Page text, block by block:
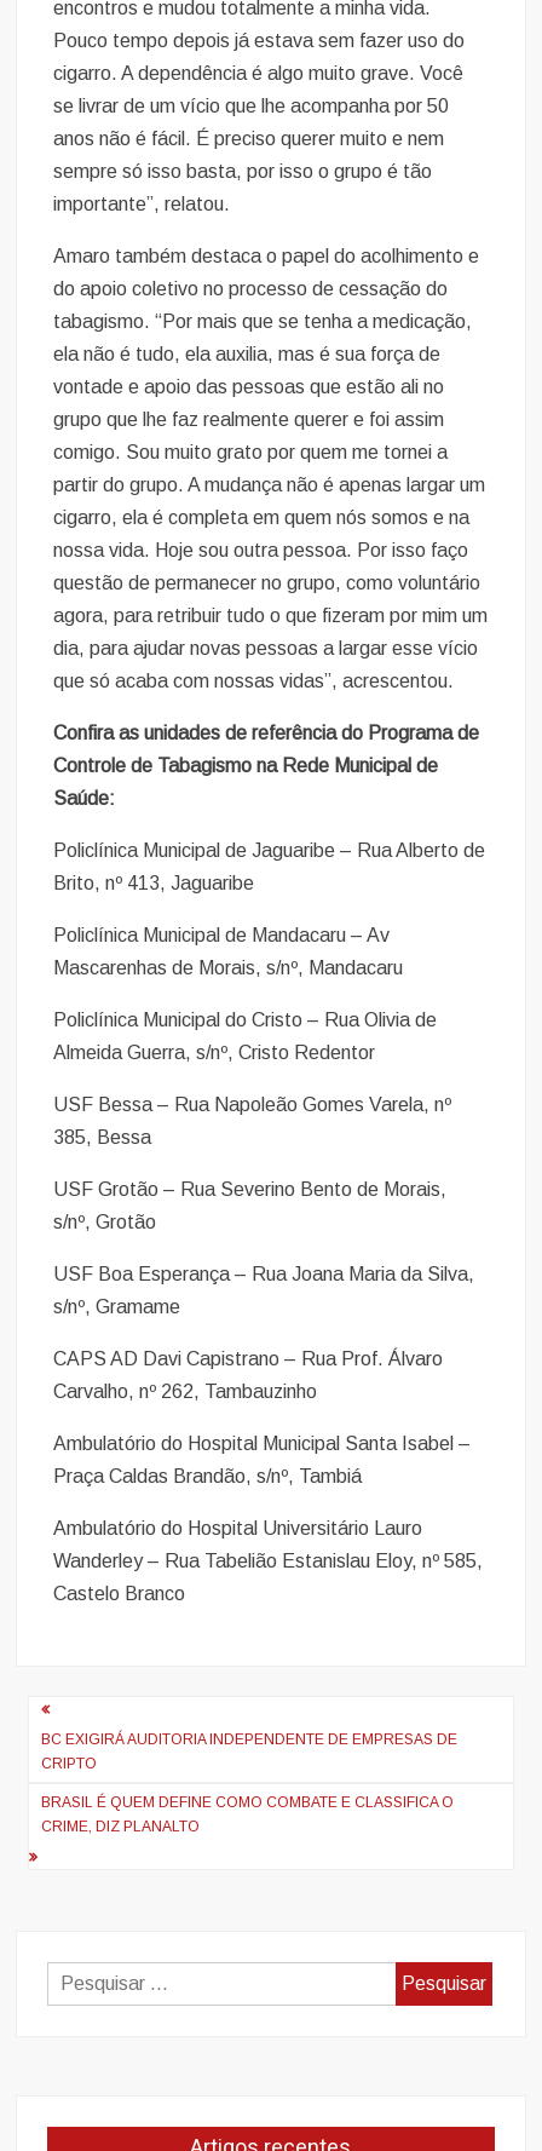
encontros e mudou totalmente a minha vida.
Pouco tempo depois já estava sem fazer uso do
cigarro. A dependência é algo muito grave. Você
se livrar de um vício que lhe acompanha por 50
anos não é fácil. É preciso querer muito e nem
sempre só isso basta, por isso o grupo é tão
importante”, relatou.
Amaro também destaca o papel do acolhimento e
do apoio coletivo no processo de cessação do
tabagismo. “Por mais que se tenha a medicação,
ela não é tudo, ela auxilia, mas é sua força de
vontade e apoio das pessoas que estão ali no
grupo que lhe faz realmente querer e foi assim
comigo. Sou muito grato por quem me tornei a
partir do grupo. A mudança não é apenas largar um
cigarro, ela é completa em quem nós somos e na
nossa vida. Hoje sou outra pessoa. Por isso faço
questão de permanecer no grupo, como voluntário
agora, para retribuir tudo o que fizeram por mim um
dia, para ajudar novas pessoas a largar esse vício
que só acaba com nossas vidas”, acrescentou.
Confira as unidades de referência do Programa de
Controle de Tabagismo na Rede Municipal de
Saúde:
Policlínica Municipal de Jaguaribe – Rua Alberto de
Brito, nº 413, Jaguaribe
Policlínica Municipal de Mandacaru – Av
Mascarenhas de Morais, s/nº, Mandacaru
Policlínica Municipal do Cristo – Rua Olivia de
Almeida Guerra, s/nº, Cristo Redentor
USF Bessa – Rua Napoleão Gomes Varela, nº
385, Bessa
USF Grotão – Rua Severino Bento de Morais,
s/nº, Grotão
USF Boa Esperança – Rua Joana Maria da Silva,
s/nº, Gramame
CAPS AD Davi Capistrano – Rua Prof. Álvaro
Carvalho, nº 262, Tambauzinho
Ambulatório do Hospital Municipal Santa Isabel –
Praça Caldas Brandão, s/nº, Tambiá
Ambulatório do Hospital Universitário Lauro
Wanderley – Rua Tabelião Estanislau Eloy, nº 585,
Castelo Branco
Navegação
de
artigos
BC EXIGIRÁ AUDITORIA INDEPENDENTE DE EMPRESAS DE
CRIPTO
BRASIL É QUEM DEFINE COMO COMBATE E CLASSIFICA O
CRIME, DIZ PLANALTO
Pesquisar
por: